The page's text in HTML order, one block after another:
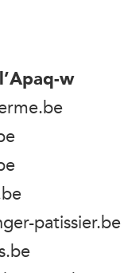
w
patissier.be